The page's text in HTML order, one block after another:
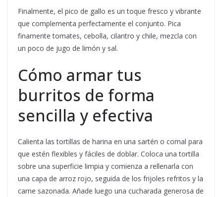
Finalmente, el pico de gallo es un toque fresco y vibrante
que complementa perfectamente el conjunto. Pica
finamente tomates, cebolla, cilantro y chile, mezcla con
un poco de jugo de limón y sal.
Cómo armar tus
burritos de forma
sencilla y efectiva
Calienta las tortillas de harina en una sartén o comal para
que estén flexibles y fáciles de doblar. Coloca una tortilla
sobre una superficie limpia y comienza a rellenarla con
una capa de arroz rojo, seguida de los frijoles refritos y la
carne sazonada. Añade luego una cucharada generosa de